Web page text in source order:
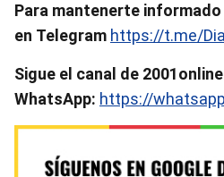
Para mantenerte
en Telegram https://t.me/
Sigue el canal de
WhatsApp: https://